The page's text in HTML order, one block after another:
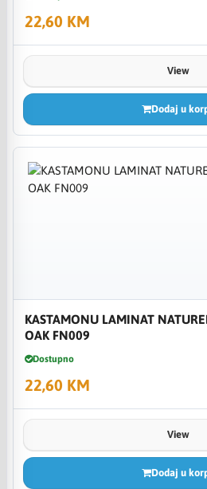
22,60 KM
View
Dodaj u
KASTAMONU LAMINAT
OAK FN009
Dostupno
22,60 KM
View
Dodaj u